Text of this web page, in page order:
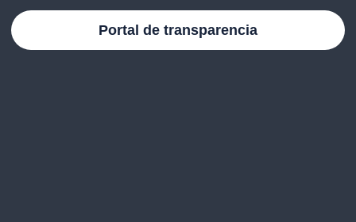
Portal de transparencia